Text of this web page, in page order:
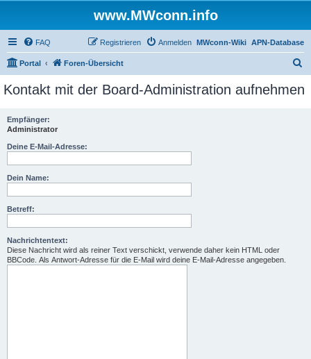
www.MWconn.info
FAQ APN-Database
MWconn-Wiki
Anmelden
Registrieren
Portal Foren-Übersicht
c
Kontakt mit der Board-Administration aufnehmen
Empfänger:
Administrator
Deine E-Mail-Adresse:
Dein Name:
Betreff:
Nachrichtentext:
Diese Nachricht wird als reiner Text verschickt, verwende daher kein HTML oder
BBCode. Als Antwort-Adresse für die E-Mail wird deine E-Mail-Adresse angegeben.